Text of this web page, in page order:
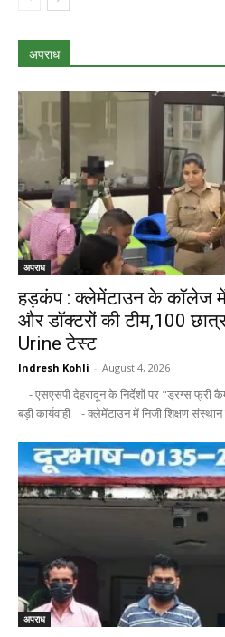
अपराध
अपराध
हड़कंप : क्लेमेंटाउन के कॉलेज
और डॉक्टरों की टीम,100
Urine टेस्ट
Indresh Kohli - August 4, 2026
- एसएसपी देहरादून के निर्देशों पर "ड्रग्स फ्री
बड़ी कार्यवाही - क्लेमेंटाउन में निजी शिक्षण संस्थान
अपराध